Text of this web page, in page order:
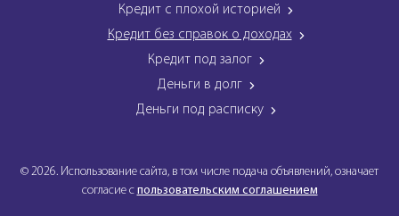
Кредит с плохой историей
Кредит без справок о доходах
Кредит под залог
Деньги в долг
Деньги под расписку
© 2026. Использование сайта, в том числе подача объявлений, означает
согласие с пользовательским соглашением